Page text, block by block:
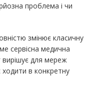
проблема і чи
змінює класичну
сервісна медична
для мереж
ходити в конкретну